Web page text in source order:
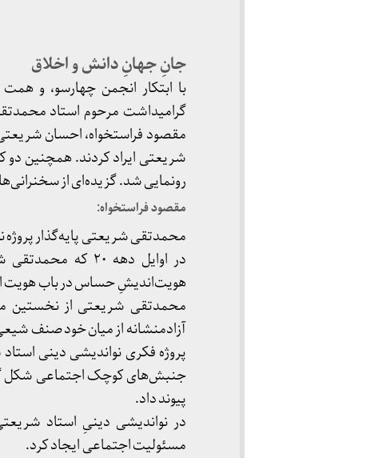
جانِ جهانِ دانش و اخلاق
با ابتکار انجمن چهارسو، و
گرامیداشت مرحوم استاد
مقصود فراستخواه، احسان
شریعتی ایراد کردند. همچنین دو
رونمایی شد. گزیده‌ای از
مقصود فراستخواه:
محمدتقی شریعتی پایه‌گذار پروژه
در اوایل دهه
هویت‌اندیشِ حساس در باب هویت
محمدتقی شریعتی از نخستین
آزادمنشانه از میان خود صنف
پروژه فکری نواندیشی دینی
جنبش‌های کوچک اجتماعی شکل
پیوند داد.
در نواندیشی دینیِ استاد
مسئولیت اجتماعی ایجاد کرد.